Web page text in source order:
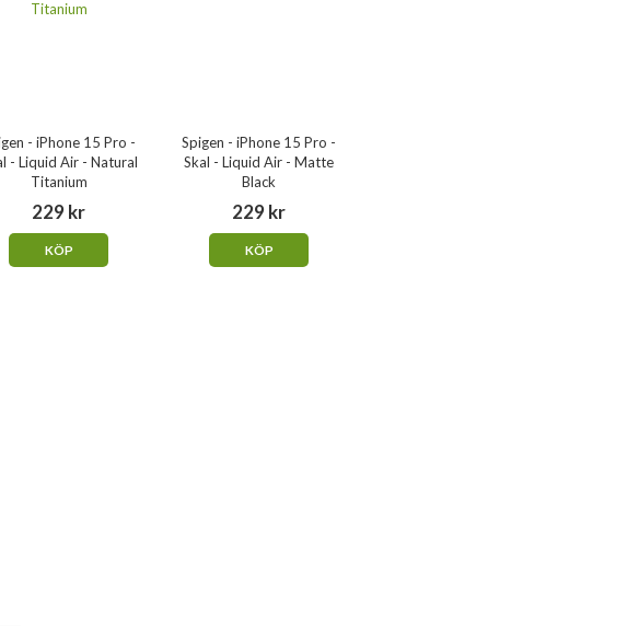
- iPhone 15 Pro -
- Liquid Air - Natural
Titanium
229 kr
KÖP
Spigen - iPhone 15 Pro -
Skal - Liquid Air - Matte
Black
229 kr
KÖP